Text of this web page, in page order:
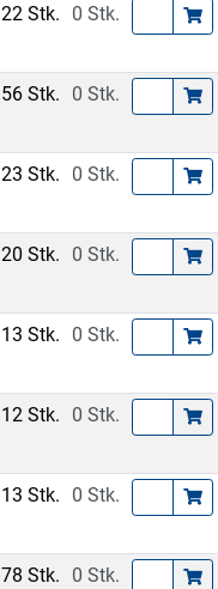
22 Stk. 0 Stk.
56 Stk. 0 Stk.
23 Stk. 0 Stk.
20 Stk. 0 Stk.
13 Stk. 0 Stk.
12 Stk. 0 Stk.
13 Stk. 0 Stk.
78 Stk. 0 Stk.